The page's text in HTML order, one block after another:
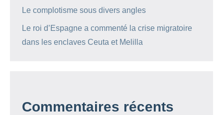
Le complotisme sous divers angles
Le roi d’Espagne a commenté la crise migratoire
dans les enclaves Ceuta et Melilla
Commentaires récents